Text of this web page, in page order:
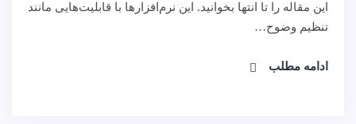
این مقاله را تا انتها بخوانید. این نرم‌افزارها با قابلیت‌هایی مانند
تنظیم وضوح…
ادامه مطلب